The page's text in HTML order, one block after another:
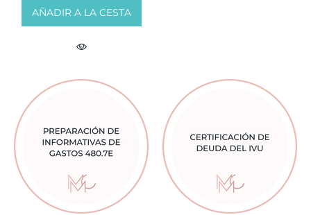
AÑADIR A LA CESTA